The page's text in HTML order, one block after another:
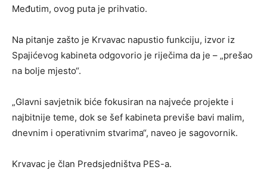
Međutim, ovog puta je prihvatio.
Na pitanje zašto je Krvavac napustio funkciju, izvor iz
Spajićevog kabineta odgovorio je riječima da je – „prešao
na bolje mjesto“.
„Glavni savjetnik biće fokusiran na najveće projekte i
najbitnije teme, dok se šef kabineta previše bavi malim,
dnevnim i operativnim stvarima“, naveo je sagovornik.
Krvavac je član Predsjedništva PES-a.